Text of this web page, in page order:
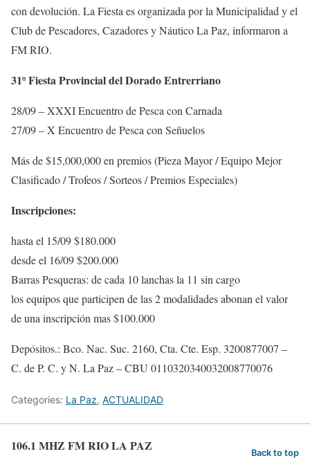
con devolución. La Fiesta es organizada por la Municipalidad y el
Club de Pescadores, Cazadores y Náutico La Paz, informaron a
FM RIO.
31º Fiesta Provincial del Dorado Entrerriano
28/09 – XXXI Encuentro de Pesca con Carnada
27/09 – X Encuentro de Pesca con Señuelos
Más de $15,000,000 en premios (Pieza Mayor / Equipo Mejor
Clasificado / Trofeos / Sorteos / Premios Especiales)
Inscripciones:
hasta el 15/09 $180.000
desde el 16/09 $200.000
Barras Pesqueras: de cada 10 lanchas la 11 sin cargo
los equipos que participen de las 2 modalidades abonan el valor
de una inscripción mas $100.000
Depósitos.: Bco. Nac. Suc. 2160, Cta. Cte. Esp. 3200877007 –
C. de P. C. y N. La Paz – CBU 0110320340032008770076
Categories: La Paz, ACTUALIDAD
106.1 MHZ FM RIO LA PAZ Back to top